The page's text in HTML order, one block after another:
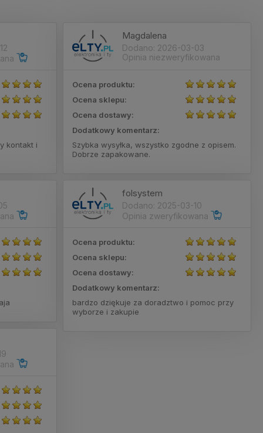
kontakt i
Magdalena
Dodano: 2026-03-03
Opinia niezweryfikowana
Ocena produktu:
Ocena sklepu:
Ocena dostawy:
Dodatkowy komentarz:
Szybka wysyłka, wszystko zgodne z opisem.
Dobrze zapakowane.
folsystem
Dodano: 2025-03-10
Opinia zweryfikowana
Ocena produktu:
Ocena sklepu:
Ocena dostawy:
Dodatkowy komentarz:
bardzo dziękuje za doradztwo i pomoc przy
wyborze i zakupie